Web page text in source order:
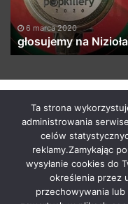
6 marca 2020
głosujemy na
by
Pranie Tapicerki /
Hosting Stron WWW
Krawcowa
START
Radio
Nowości Z Youtuba
Ta strona
administrowania
celów
reklamy.Zamykając
wysyłanie cookies do
określenia przez
przechowywania